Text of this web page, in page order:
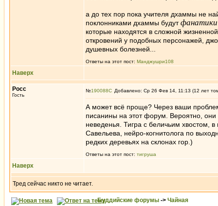
а до тех пор пока учителя дхаммы не
поклонниками дхаммы будутфанатики
которые находятся в сложной
откровений у подобных персонажей,
душевных болезней...
Ответы на этот пост: Манджушри108
Наверх
Росс
Гость
№190088 Добавлено: Ср 26 Фев 14, 11:13 (12 лет
А может всё проще? Через ваши
писанины на этот форум. Вероятно,
неведенья. Тигра с беличьим хвостом,
Савельева, нейро-когнитолога по
редких деревьях на склонах гор.)
Ответы на этот пост: тигруша
Наверх
Тред сейчас никто не читает.
Буддийские форумы -> Чайная